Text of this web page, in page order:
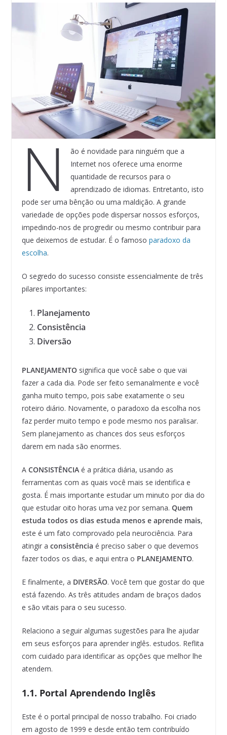
N
ão é novidade para ninguém que a
Internet nos oferece uma enorme
quantidade de recursos para o
aprendizado de idiomas. Entretanto, isto
pode ser uma bênção ou uma maldição. A grande
variedade de opções pode dispersar nossos esforços,
impedindo-nos de progredir ou mesmo contribuir para
que deixemos de estudar. É o famoso paradoxo da
escolha.
O segredo do sucesso consiste essencialmente de três
pilares importantes:
Planejamento
Consistência
Diversão
PLANEJAMENTOsignifica que você sabe o que vai
fazer a cada dia. Pode ser feito semanalmente e você
ganha muito tempo, pois sabe exatamente o seu
roteiro diário. Novamente, o paradoxo da escolha nos
faz perder muito tempo e pode mesmo nos paralisar.
Sem planejamento as chances dos seus esforços
darem em nada são enormes.
A CONSISTÊNCIAé a prática diária, usando as
ferramentas com as quais você mais se identifica e
gosta. É mais importante estudar um minuto por dia do
que estudar oito horas uma vez por semana. Quem
estuda todos os dias estuda menos e aprende mais,
este é um fato comprovado pela neurociência. Para
atingir a consistência é preciso saber o que devemos
fazer todos os dias, e aqui entra o PLANEJAMENTO.
E finalmente, a DIVERSÃO. Você tem que gostar do que
está fazendo. As três atitudes andam de braços dados
e são vitais para o seu sucesso.
Relaciono a seguir algumas sugestões para lhe ajudar
em seus esforços para aprender inglês. estudos. Reflita
com cuidado para identificar as opções que melhor lhe
atendem.
1.1. Portal Aprendendo Inglês
Este é o portal principal de nosso trabalho. Foi criado
em agosto de 1999 e desde então tem contribuído